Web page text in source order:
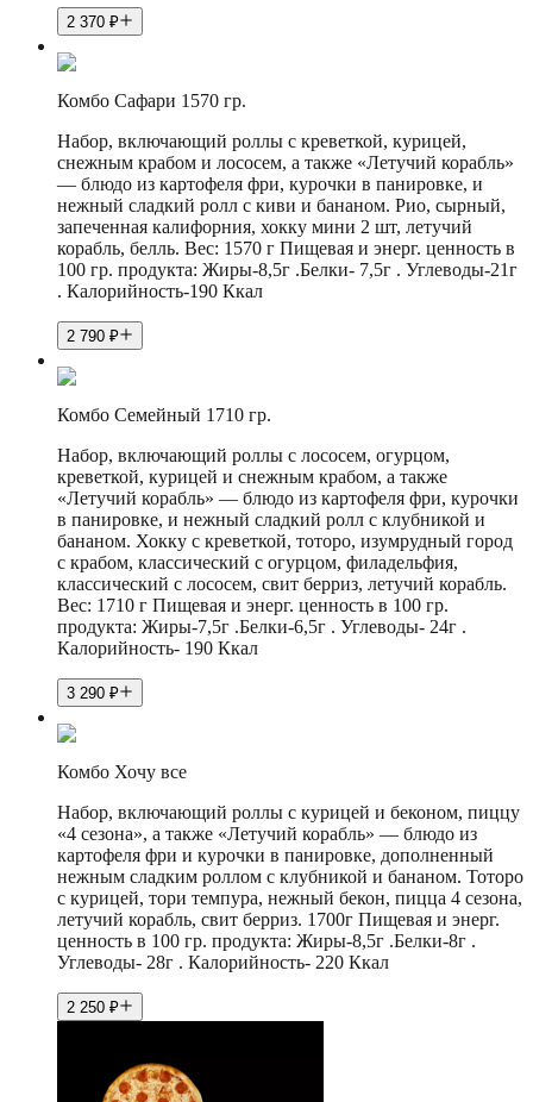
2 370 ₽
Комбо Сафари 1570 гр.
Набор, включающий роллы с креветкой, курицей,
снежным крабом и лососем, а также «Летучий корабль»
— блюдо из картофеля фри, курочки в панировке, и
нежный сладкий ролл с киви и бананом. Рио, сырный,
запеченная калифорния, хокку мини 2 шт, летучий
корабль, белль. Вес: 1570 г Пищевая и энерг. ценность в
100 гр. продукта: Жиры-8,5г .Белки- 7,5г . Углеводы-21г
. Калорийность-190 Ккал
2 790 ₽
Комбо Семейный 1710 гр.
Набор, включающий роллы с лососем, огурцом,
креветкой, курицей и снежным крабом, а также
«Летучий корабль» — блюдо из картофеля фри, курочки
в панировке, и нежный сладкий ролл с клубникой и
бананом. Хокку с креветкой, тоторо, изумрудный город
с крабом, классический с огурцом, филадельфия,
классический с лососем, свит берриз, летучий корабль.
Вес: 1710 г Пищевая и энерг. ценность в 100 гр.
продукта: Жиры-7,5г .Белки-6,5г . Углеводы- 24г .
Калорийность- 190 Ккал
3 290 ₽
Комбо Хочу все
Набор, включающий роллы с курицей и беконом, пиццу
«4 сезона», а также «Летучий корабль» — блюдо из
картофеля фри и курочки в панировке, дополненный
нежным сладким роллом с клубникой и бананом. Тоторо
с курицей, тори темпура, нежный бекон, пицца 4 сезона,
летучий корабль, свит берриз. 1700г Пищевая и энерг.
ценность в 100 гр. продукта: Жиры-8,5г .Белки-8г .
Углеводы- 28г . Калорийность- 220 Ккал
2 250 ₽